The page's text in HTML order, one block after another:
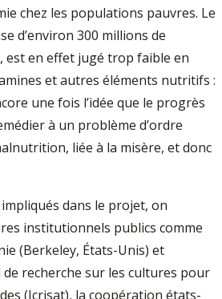
chez les populations pauvres. Le
d’environ 300 millions de
est en effet jugé trop faible en
et autres éléments nutritifs :
une fois l’idée que le progrès
à un problème d’ordre
liée à la misère, et donc
dans le projet, on
institutionnels publics comme
(Berkeley, États-Unis) et
recherche sur les cultures pour
(Icrisat), la coopération états-